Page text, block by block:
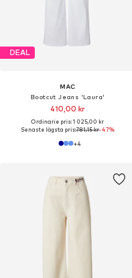
DEAL
MAC
Bootcut Jeans 'Laura'
410,00 kr
Ordinarie pris: 1 025,00 kr
Senaste lägsta pris:781,15 kr-47%
+4